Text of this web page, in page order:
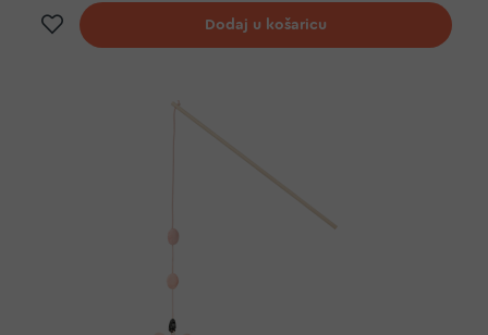
Dodaj na listu želja
Dodaj u košaricu